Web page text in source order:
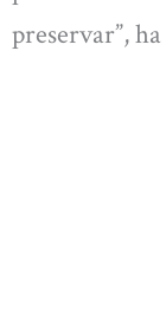
preservar”,